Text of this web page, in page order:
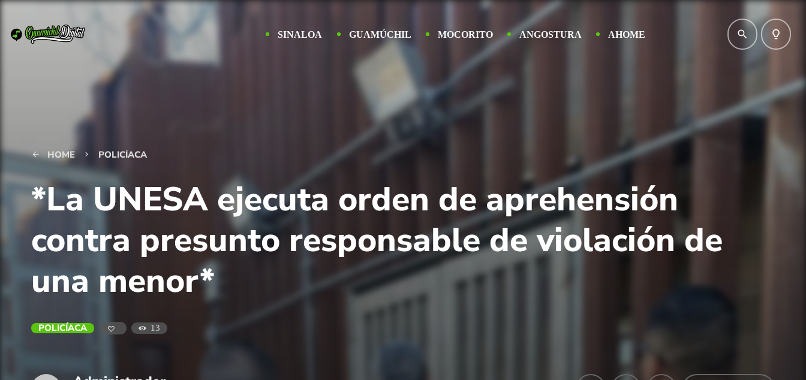
SINALOA GUAMÚCHIL MOCORITO ANGOSTURA AHOME search lightbulb_outline
arrow_back HOME keyboard_arrow_right POLICÍACA
*La UNESA ejecuta orden de aprehensión
contra presunto responsable de violación de
una menor*
POLICÍACA 13